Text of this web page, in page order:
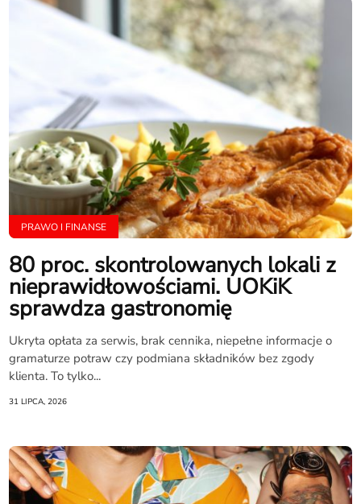
PRAWO I FINANSE
80 proc. skontrolowanych lokali z
nieprawidłowościami. UOKiK
sprawdza gastronomię
Ukryta opłata za serwis, brak cennika, niepełne informacje o
gramaturze potraw czy podmiana składników bez zgody
klienta. To tylko...
31 LIPCA, 2026